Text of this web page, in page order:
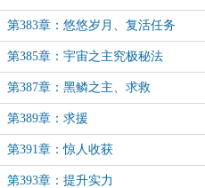
第383章：悠悠岁月、复活任务
第385章：宇宙之主究极秘法
第387章：黑鳞之主、求救
第389章：求援
第391章：惊人收获
第393章：提升实力